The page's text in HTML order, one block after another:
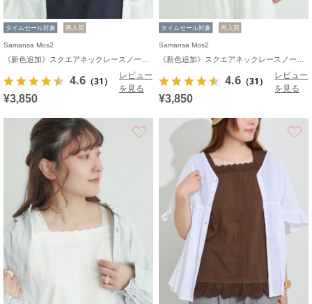
タイムセール対象 再入荷
Samansa Mos2
4.6 （31）
レビュー
を見る
¥3,850
タイムセール対象 再入荷
Samansa Mos2
4.6 （31）
レビュー
を見る
¥3,850
お気に入り